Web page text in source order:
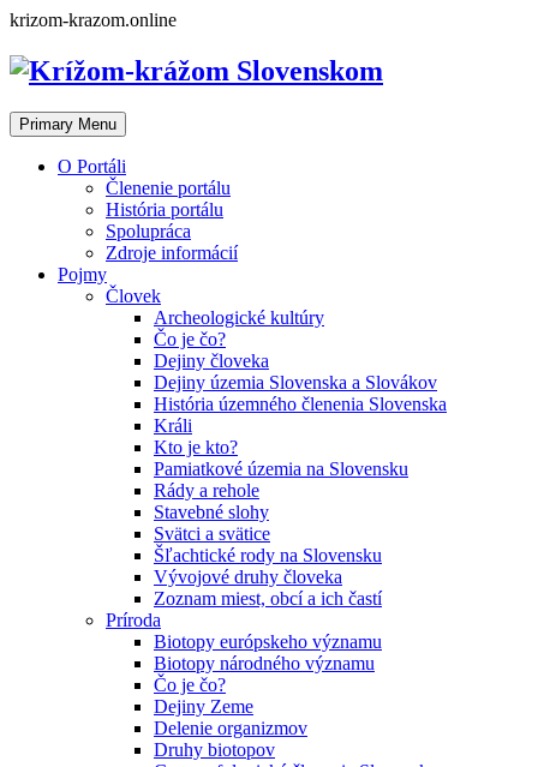
Skip
content
krizom-krazom.online
Primary Menu
O Portáli
Členenie portálu
História portálu
Spolupráca
Zdroje informácií
Pojmy
Človek
Archeologické kultúry
Čo je čo?
Dejiny človeka
Dejiny územia Slovenska a Slovákov
História územného členenia Slovenska
Králi
Kto je kto?
Pamiatkové územia na Slovensku
Rády a rehole
Stavebné slohy
Svätci a svätice
Šľachtické rody na Slovensku
Vývojové druhy človeka
Zoznam miest, obcí a ich častí
Príroda
Biotopy európskeho významu
Biotopy národného významu
Čo je čo?
Dejiny Zeme
Delenie organizmov
Druhy biotopov